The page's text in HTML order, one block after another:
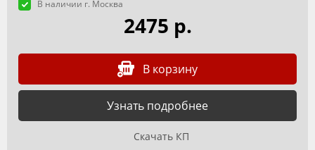
В наличии г. Москва
2475 р.
В корзину
Узнать подробнее
Скачать КП